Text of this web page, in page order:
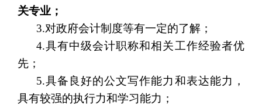
关专业；
3.对政府会计制度等有一定的了解；
4.具有中级会计职称和相关工作经验者优
先；
5.具备良好的公文写作能力和表达能力，
具有较强的执行力和学习能力；